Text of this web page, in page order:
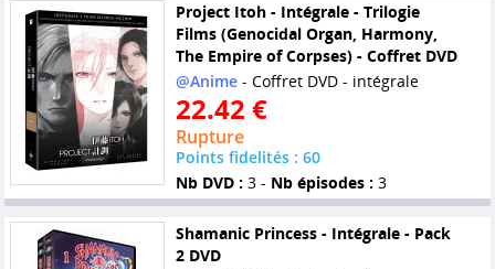
Project Itoh - Intégrale - Trilogie
Films (Genocidal Organ, Harmony,
The Empire of Corpses) - Coffret DVD
@Anime- Coffret DVD - intégrale
22.42 €
Rupture
Points fidelités : 60
Nb DVD : 3 - Nb épisodes : 3
Shamanic Princess - Intégrale - Pack
2 DVD